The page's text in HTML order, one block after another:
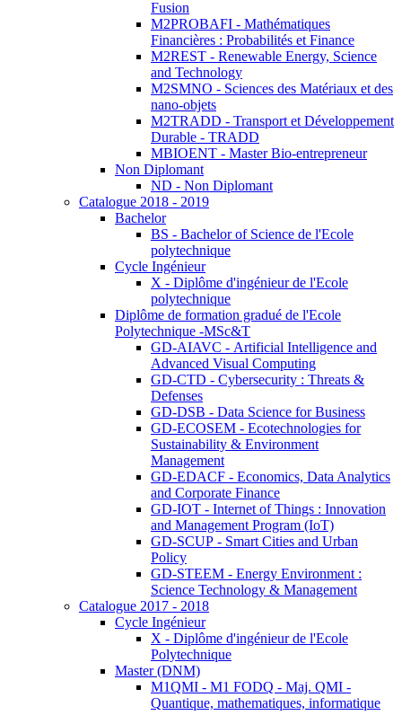
Fusion
M2PROBAFI - Mathématiques
Financières : Probabilités et Finance
M2REST - Renewable Energy, Science
and Technology
M2SMNO - Sciences des Matériaux et des
nano-objets
M2TRADD - Transport et Développement
Durable - TRADD
MBIOENT - Master Bio-entrepreneur
Non Diplomant
ND - Non Diplomant
Catalogue 2018 - 2019
Bachelor
BS - Bachelor of Science de l'Ecole
polytechnique
Cycle Ingénieur
X - Diplôme d'ingénieur de l'Ecole
polytechnique
Diplôme de formation gradué de l'Ecole
Polytechnique -MSc&T
GD-AIAVC - Artificial Intelligence and
Advanced Visual Computing
GD-CTD - Cybersecurity : Threats &
Defenses
GD-DSB - Data Science for Business
GD-ECOSEM - Ecotechnologies for
Sustainability & Environment
Management
GD-EDACF - Economics, Data Analytics
and Corporate Finance
GD-IOT - Internet of Things : Innovation
and Management Program (IoT)
GD-SCUP - Smart Cities and Urban
Policy
GD-STEEM - Energy Environment :
Science Technology & Management
Catalogue 2017 - 2018
Cycle Ingénieur
X - Diplôme d'ingénieur de l'Ecole
Polytechnique
Master (DNM)
M1QMI - M1 FODQ - Maj. QMI -
Quantique, mathematiques, informatique